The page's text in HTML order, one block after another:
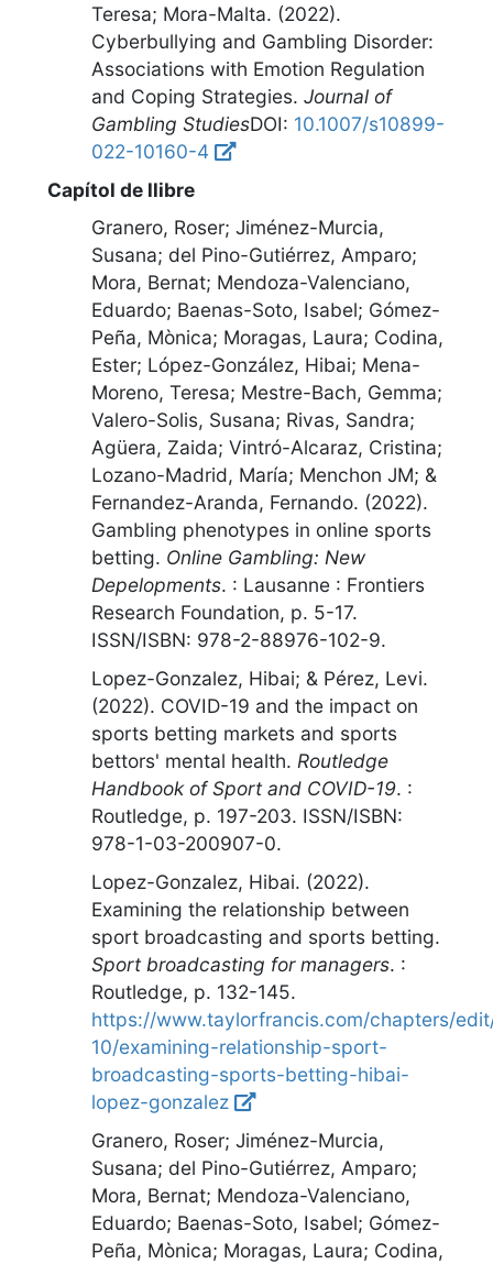
Teresa; Mora-Malta. (2022).
Cyberbullying and Gambling Disorder:
Associations with Emotion Regulation
and Coping Strategies.Journal of
Gambling StudiesDOI: 10.1007/s10899-
022-10160-4
Capítol de llibre
Granero, Roser; Jiménez-Murcia,
Susana; del Pino-Gutiérrez, Amparo;
Mora, Bernat; Mendoza-Valenciano,
Eduardo; Baenas-Soto, Isabel; Gómez-
Peña, Mònica; Moragas, Laura; Codina,
Ester; López-González, Hibai; Mena-
Moreno, Teresa; Mestre-Bach, Gemma;
Valero-Solis, Susana; Rivas, Sandra;
Agüera, Zaida; Vintró-Alcaraz, Cristina;
Lozano-Madrid, María; Menchon JM; &
Fernandez-Aranda, Fernando. (2022).
Gambling phenotypes in online sports
betting. Online Gambling: New
Depelopments. : Lausanne : Frontiers
Research Foundation, p. 5-17.
ISSN/ISBN: 978-2-88976-102-9.
Lopez-Gonzalez, Hibai; & Pérez, Levi.
(2022). COVID-19 and the impact on
sports betting markets and sports
bettors' mental health. Routledge
Handbook of Sport and COVID-19. :
Routledge, p. 197-203. ISSN/ISBN:
978-1-03-200907-0.
Lopez-Gonzalez, Hibai. (2022).
Examining the relationship between
sport broadcasting and sports betting.
Sport broadcasting for managers. :
Routledge, p. 132-145.
https://www.taylorfrancis.com/chapters/
10/examining-relationship-sport-
broadcasting-sports-betting-hibai-
lopez-gonzalez
Granero, Roser; Jiménez-Murcia,
Susana; del Pino-Gutiérrez, Amparo;
Mora, Bernat; Mendoza-Valenciano,
Eduardo; Baenas-Soto, Isabel; Gómez-
Peña, Mònica; Moragas, Laura; Codina,